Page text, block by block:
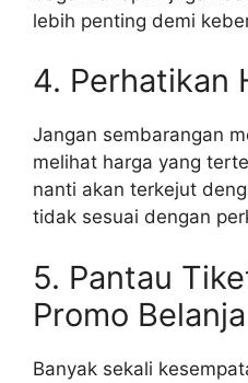
lebih penting demi
4. Perhatikan
Jangan sembarangan
melihat harga yang
nanti akan terkejut
tidak sesuai dengan
5. Pantau
Promo Belanja
Banyak sekali